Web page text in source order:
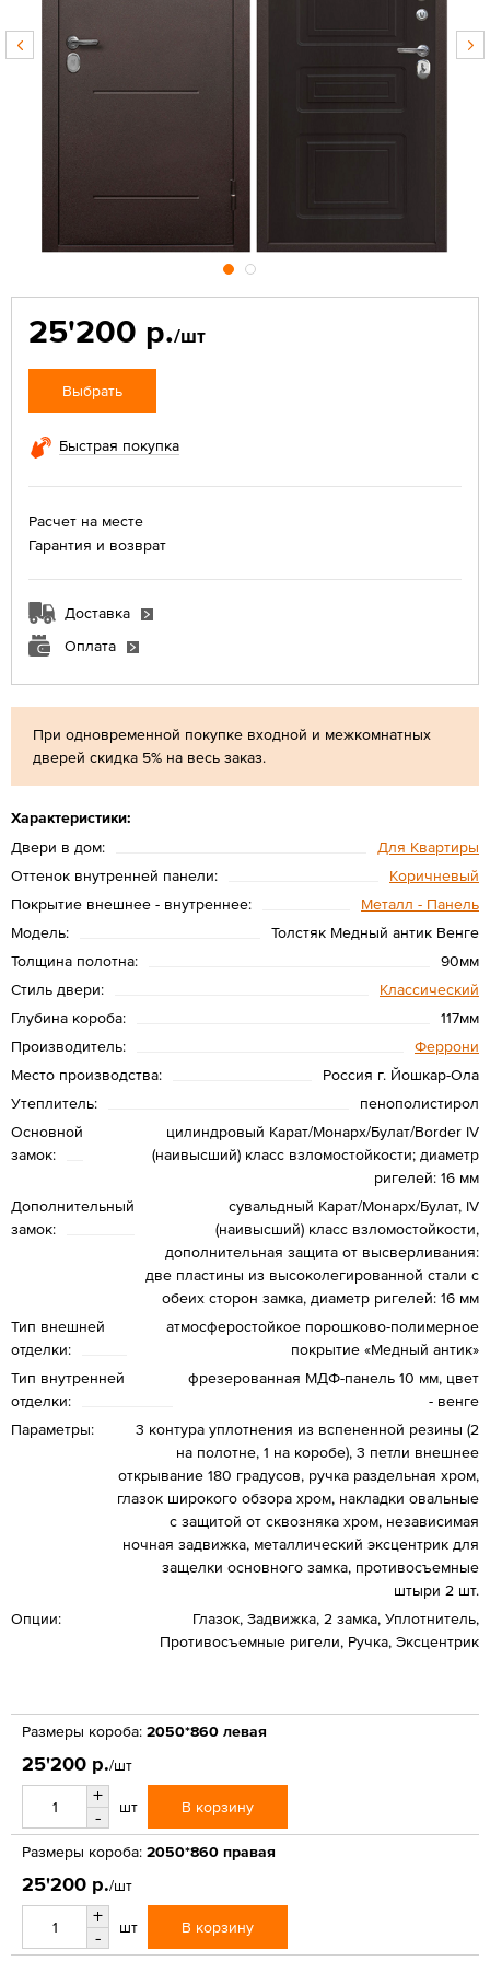
При одновременной покупке входной и межкомнатных
дверей скидка 5% на весь заказ.
Характеристики:
Двери в дом:
Для Квартиры
Оттенок внутренней панели:
Коричневый
Покрытие внешнее - внутреннее:
Металл - Панель
Модель:
Толстяк Медный антик Венге
Толщина полотна:
90мм
Стиль двери:
Классический
Глубина короба:
117мм
Производитель:
Феррони
Место производства:
Россия г. Йошкар-Ола
Утеплитель:
пенополистирол
Основной
замок:
цилиндровый Карат/Монарх/Булат/Border IV
(наивысший) класс взломостойкости; диаметр
ригелей: 16 мм
Дополнительный
замок:
сувальдный Карат/Монарх/Булат, IV
(наивысший) класс взломостойкости,
дополнительная защита от высверливания:
две пластины из высоколегированной стали с
обеих сторон замка, диаметр ригелей: 16 мм
Тип внешней
отделки:
атмосферостойкое порошково-полимерное
покрытие «Медный антик»
Тип внутренней
отделки:
фрезерованная МДФ-панель 10 мм, цвет
- венге
Параметры:
3 контура уплотнения из вспененной резины (2
на полотне, 1 на коробе), 3 петли внешнее
открывание 180 градусов, ручка раздельная хром,
глазок широкого обзора хром, накладки овальные
с защитой от сквозняка хром, независимая
ночная задвижка, металлический эксцентрик для
защелки основного замка, противосъемные
штыри 2 шт.
Опции:
Глазок, Задвижка, 2 замка, Уплотнитель,
Противосъемные ригели, Ручка, Эксцентрик
25'200 р./шт
Выбрать
Быстрая покупка
Расчет на месте
Гарантия и возврат
Доставка
Оплата
Размеры короба: 2050*860 левая
25'200 р./шт
+
-
шт В корзину
Размеры короба: 2050*860 правая
25'200 р./шт
+
-
шт В корзину